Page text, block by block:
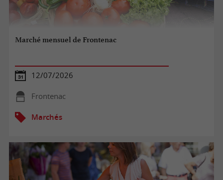
Marché mensuel de Frontenac
12/07/2026
Frontenac
Marchés